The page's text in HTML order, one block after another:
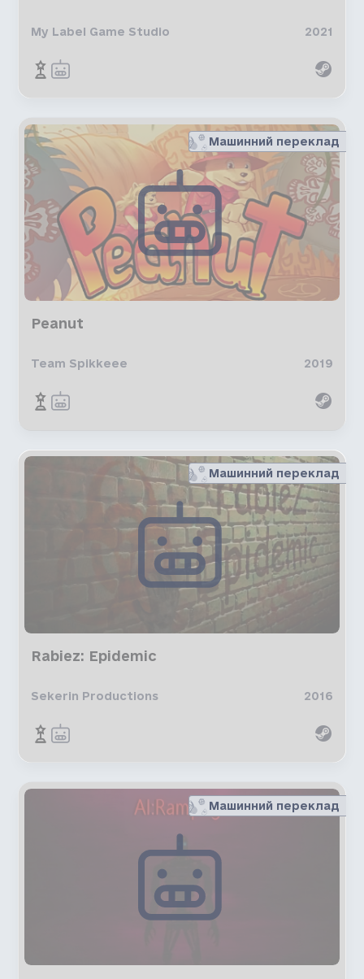
My Label Game Studio 2021
Машинний переклад
Peanut
Team Spikkeee 2019
Машинний переклад
Rabiez: Epidemic
Sekerin Productions 2016
Машинний переклад